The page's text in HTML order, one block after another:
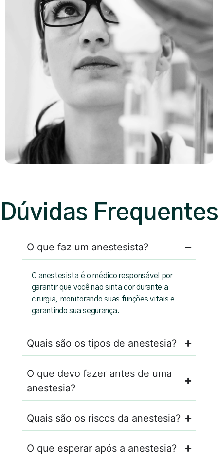
Dúvidas Frequentes
O que faz um anestesista?
O anestesista é o médico responsável por
garantir que você não sinta dor durante a
cirurgia, monitorando suas funções vitais e
garantindo sua segurança.
Quais são os tipos de anestesia?
O que devo fazer antes de uma
anestesia?
Quais são os riscos da anestesia?
O que esperar após a anestesia?